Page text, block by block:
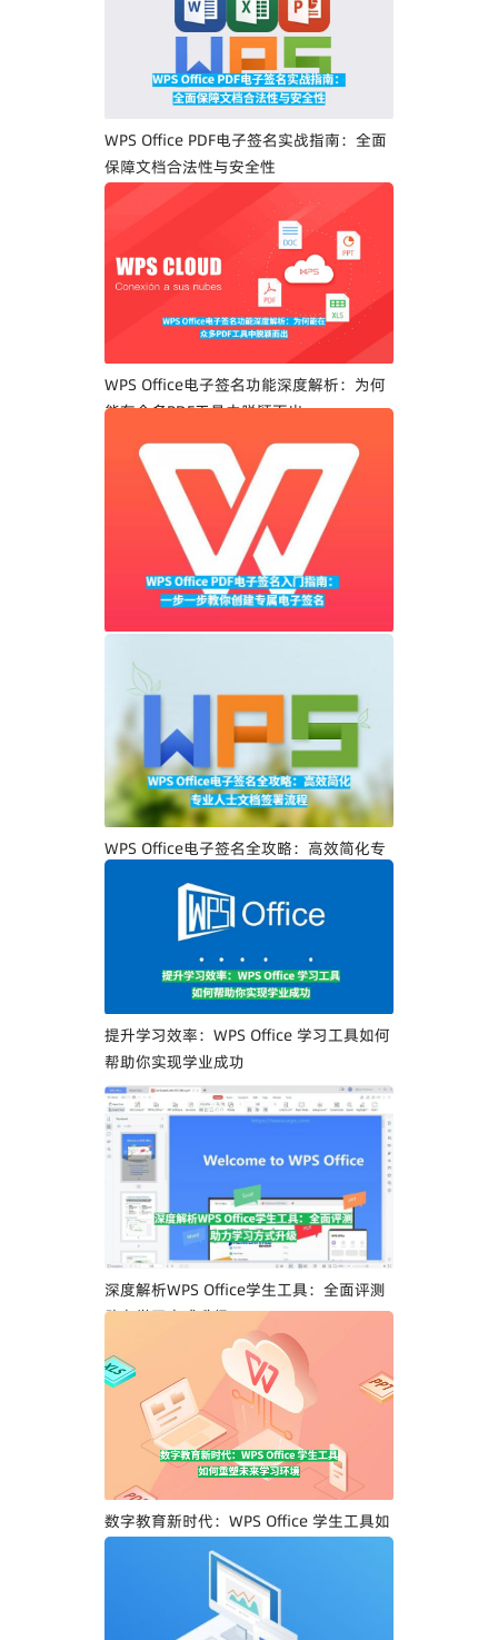
WPS Office PDF电子签名实战指南：全面
保障文档合法性与安全性
WPS Office电子签名功能深度解析：为何
能在众多PDF工具中脱颖而出
一步教你创建专属电子签名
WPS Office电子签名全攻略：高效简化专
提升学习效率：WPS Office 学习工具如何
帮助你实现学业成功
深度解析WPS Office学生工具：全面评测
助力学习方式升级
数字教育新时代：WPS Office 学生工具如
何重塑未来学习环境